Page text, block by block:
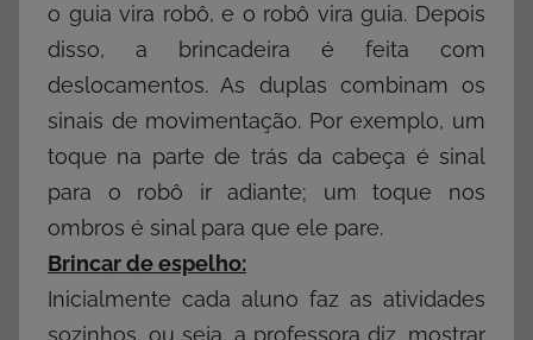
o guia vira robô, e o robô vira guia. Depois
disso, a brincadeira é feita com
deslocamentos. As duplas combinam os
sinais de movimentação. Por exemplo, um
toque na parte de trás da cabeça é sinal
para o robô ir adiante; um toque nos
ombros é sinal para que ele pare.
Brincar de espelho:
Inicialmente cada aluno faz as atividades
sozinhos, ou seja, a professora diz, mostrar